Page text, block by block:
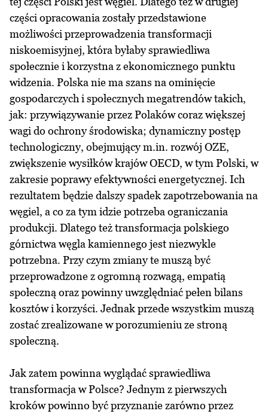
części opracowania zostały przedstawione
możliwości przeprowadzenia transformacji
niskoemisyjnej, która byłaby sprawiedliwa
społecznie i korzystna z ekonomicznego punktu
widzenia. Polska nie ma szans na ominięcie
gospodarczych i społecznych megatrendów takich,
jak: przywiązywanie przez Polaków coraz większej
wagi do ochrony środowiska; dynamiczny postęp
technologiczny, obejmujący m.in. rozwój OZE,
zwiększenie wysiłków krajów OECD, w tym Polski, w
zakresie poprawy efektywności energetycznej. Ich
rezultatem będzie dalszy spadek zapotrzebowania na
węgiel, a co za tym idzie potrzeba ograniczania
produkcji. Dlatego też transformacja polskiego
górnictwa węgla kamiennego jest niezwykle
potrzebna. Przy czym zmiany te muszą być
przeprowadzone z ogromną rozwagą, empatią
społeczną oraz powinny uwzględniać pełen bilans
kosztów i korzyści. Jednak przede wszystkim muszą
zostać zrealizowane w porozumieniu ze stroną
społeczną.
Jak zatem powinna wyglądać sprawiedliwa
transformacja w Polsce? Jednym z pierwszych
kroków powinno być przyznanie zarówno przez